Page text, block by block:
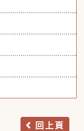
回上頁